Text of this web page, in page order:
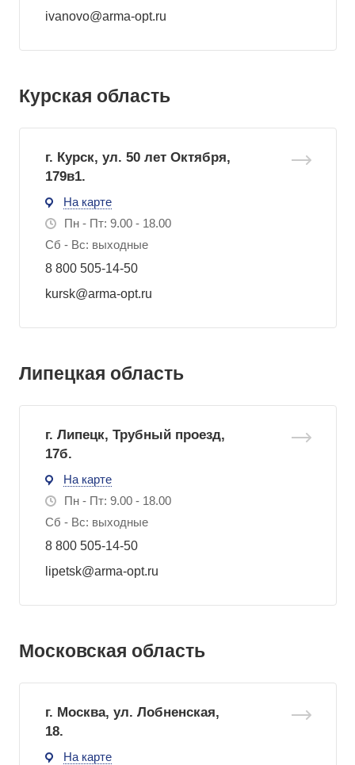
ivanovo@arma-opt.ru
Курская область
г. Курск, ул. 50 лет Октября,
179в1.
На карте
Пн - Пт: 9.00 - 18.00
Сб - Вс: выходные
8 800 505-14-50
kursk@arma-opt.ru
Липецкая область
г. Липецк, Трубный проезд,
17б.
На карте
Пн - Пт: 9.00 - 18.00
Сб - Вс: выходные
8 800 505-14-50
lipetsk@arma-opt.ru
Московская область
г. Москва, ул. Лобненская,
18.
На карте